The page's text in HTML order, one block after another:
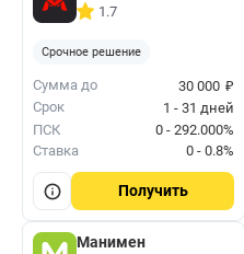
1.7
Срочное решение
Сумма до 30 000 ₽
Срок
1 - 31 дней
ПСК
0 - 292.000%
Ставка
0 - 0.8%
Получить
Манимен